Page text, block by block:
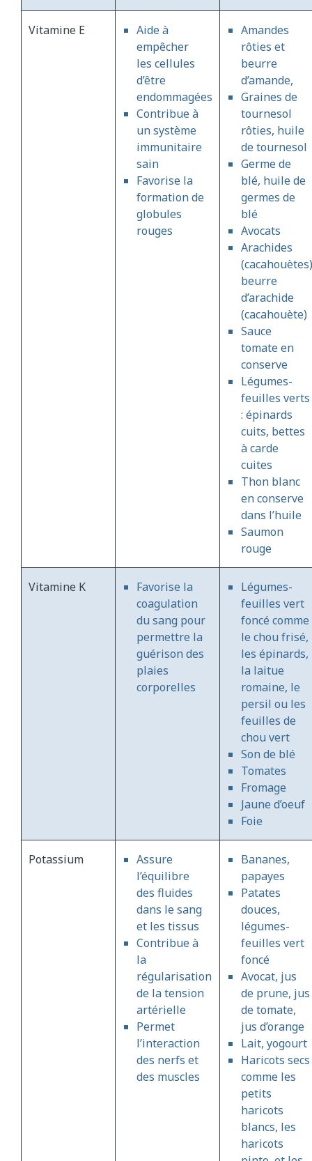
Vitamine E
Aide à
empêcher
les cellules
d’être
endommagées
Contribue à
un système
immunitaire
sain
Favorise la
formation de
globules
rouges
Amandes
rôties et
beurre
d’amande,
Graines de
tournesol
rôties, huile
de tournesol
Germe de
blé, huile de
germes de
blé
Avocats
Arachides
beurre
d’arachide
(cacahouète)
Sauce
tomate en
conserve
Légumes-
feuilles verts
: épinards
cuits, bettes
à carde
cuites
Thon blanc
en conserve
dans l’huile
Saumon
rouge
Vitamine K
Favorise la
coagulation
du sang pour
permettre la
guérison des
plaies
corporelles
Légumes-
feuilles vert
foncé comme
le chou frisé,
les épinards,
la laitue
romaine, le
persil ou les
feuilles de
chou vert
Son de blé
Tomates
Fromage
Jaune d’oeuf
Foie
Potassium
Assure
l’équilibre
des fluides
dans le sang
et les tissus
Contribue à
la
régularisation
de la tension
artérielle
Permet
l’interaction
des nerfs et
des muscles
Bananes,
papayes
Patates
douces,
légumes-
feuilles vert
foncé
Avocat, jus
de prune, jus
de tomate,
jus d’orange
Lait, yogourt
Haricots secs
comme les
petits
haricots
blancs, les
haricots